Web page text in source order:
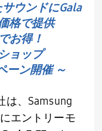
ウンドにGala
格で提供
お得！
ョップ
ーン開催 ～
、 Samsung
エントリーモ